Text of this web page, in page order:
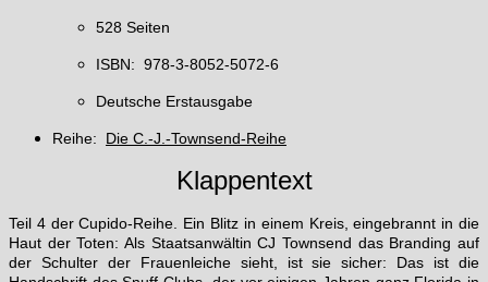
528 Seiten
ISBN: 978-3-8052-5072-6
Deutsche Erstausgabe
Reihe: Die C.-J.-Townsend-Reihe
Klappentext
Teil 4 der Cupido-Reihe. Ein Blitz in einem Kreis, eingebrannt in die
Haut der Toten: Als Staatsanwältin CJ Townsend das Branding auf
der Schulter der Frauenleiche sieht, ist sie sicher: Das ist die